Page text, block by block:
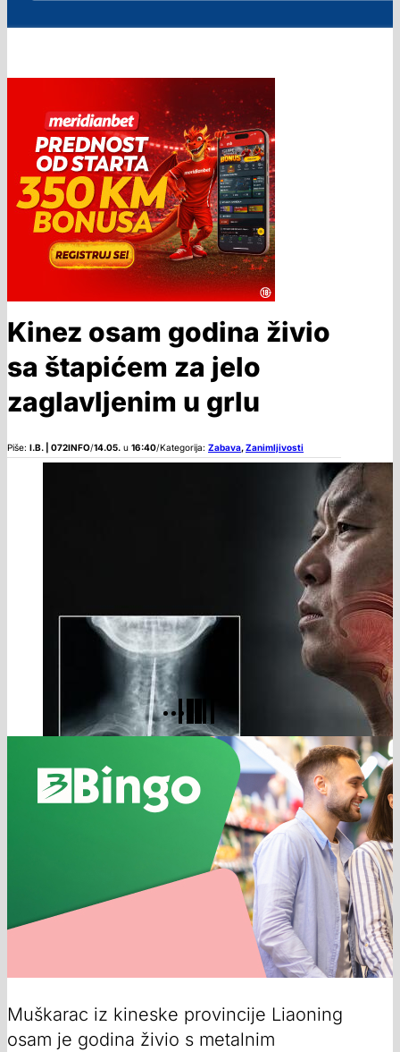
Kinez osam godina živio
sa štapićem za jelo
zaglavljenim u grlu
Piše: I.B. | 072INFO/14.05. u 16:40/Kategorija: Zabava,Zanimljivosti
Muškarac iz kineske provincije Liaoning
osam je godina živio s metalnim